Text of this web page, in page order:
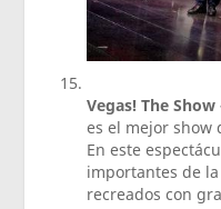
Vegas! The Show
es el mejor show
En este
importantes de
recreados con